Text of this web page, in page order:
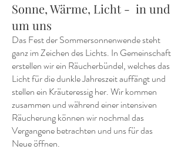
Sonne, Wärme, Licht - in und
um uns
Das Fest der Sommersonnenwende steht
ganz im Zeichen des Lichts. In Gemeinschaft
erstellen wir ein Räucherbündel, welches das
Licht für die dunkle Jahreszeit auffängt und
stellen ein Kräuteressig her. Wir kommen
zusammen und während einer intensiven
Räucherung können wir nochmal das
Vergangene betrachten und uns für das
Neue öffnen.